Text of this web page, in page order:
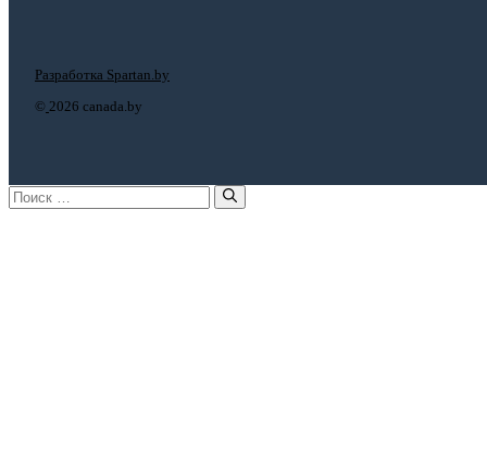
© 2026 canada.by
Разработка Spartan.by
Поиск: